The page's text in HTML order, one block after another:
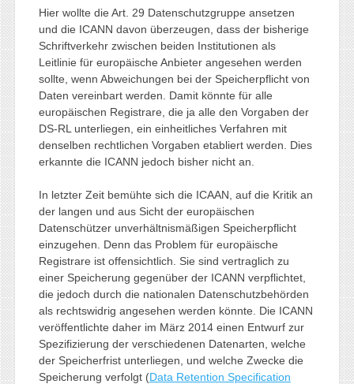
Hier wollte die Art. 29 Datenschutzgruppe ansetzen
und die ICANN davon überzeugen, dass der bisherige
Schriftverkehr zwischen beiden Institutionen als
Leitlinie für europäische Anbieter angesehen werden
sollte, wenn Abweichungen bei der Speicherpflicht von
Daten vereinbart werden. Damit könnte für alle
europäischen Registrare, die ja alle den Vorgaben der
DS-RL unterliegen, ein einheitliches Verfahren mit
denselben rechtlichen Vorgaben etabliert werden. Dies
erkannte die ICANN jedoch bisher nicht an.
In letzter Zeit bemühte sich die ICAAN, auf die Kritik an
der langen und aus Sicht der europäischen
Datenschützer unverhältnismäßigen Speicherpflicht
einzugehen. Denn das Problem für europäische
Registrare ist offensichtlich. Sie sind vertraglich zu
einer Speicherung gegenüber der ICANN verpflichtet,
die jedoch durch die nationalen Datenschutzbehörden
als rechtswidrig angesehen werden könnte. Die ICANN
veröffentlichte daher im März 2014 einen Entwurf zur
Spezifizierung der verschiedenen Datenarten, welche
der Speicherfrist unterliegen, und welche Zwecke die
Speicherung verfolgt (Data Retention Specification